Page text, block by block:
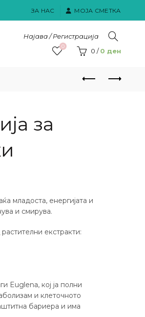
ЗА НАС МОЈА СМЕТКА
Најава / Регистрација
0
0 / 0 ден
за
младоста, енергијата и
и смирува.
екстракти:
Euglena, кој ја полни
и клеточното
бариера и има